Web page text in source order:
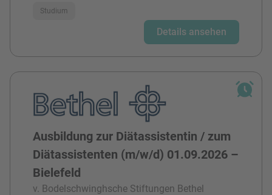
Studium
Details ansehen
Ausbildung zur Diätassistentin / zum
Diätassistenten (m/w/d) 01.09.2026 –
Bielefeld
v. Bodelschwinghsche Stiftungen Bethel